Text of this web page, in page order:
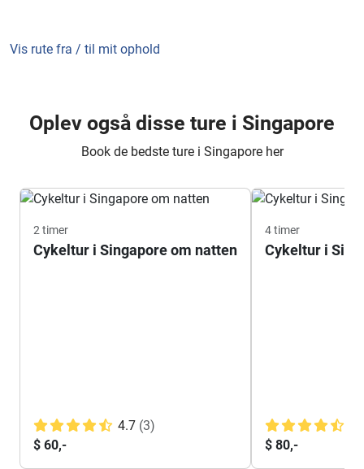
Vis rute fra / til mit ophold
Oplev også disse ture i Singapore
Book de bedste ture i Singapore her
2 timer
Cykeltur i Singapore om natten
4.7 (3)
$ 60,-
4 timer
Cykeltur i
$ 80,-